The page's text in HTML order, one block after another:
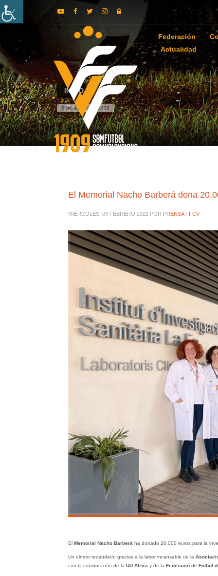
Federación
Actualidad
INICIO
6 de agosto de 2026
El Memorial Nacho Barberá dona
MIÉRCOLES, 09 FEBRERO 2022 POR PRENSA FFCV
El Memorial Nacho Barberá ha donado 20.000 euros para la
Un dinero recaudado gracias a la labor incansable de la
con la colaboración de la UD Alziray de la Federació de Futbol